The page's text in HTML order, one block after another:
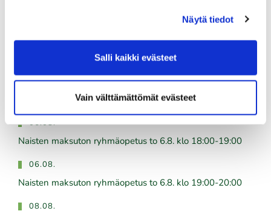
Näytä tiedot
Salli kaikki evästeet
Vain välttämättömät evästeet
Tulevat tapahtumat
06.08.
06.08.
Kummikierros 9r
Naisten maksuton ryhmäopetus to 6.8. klo 18:00-19:00
06.08.
Naisten maksuton ryhmäopetus to 6.8. klo 19:00-20:00
08.08.